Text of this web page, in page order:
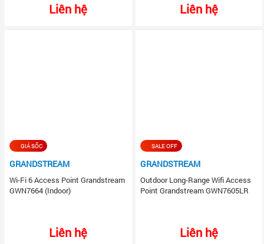
Liên hệ Liên hệ
GIÁ SỐC
GRANDSTREAM
Wi-Fi 6 Access Point Grandstream
GWN7664 (Indoor)
Liên hệ
SALE OFF
GRANDSTREAM
Outdoor Long-Range Wifi Access
Point Grandstream GWN7605LR
Liên hệ